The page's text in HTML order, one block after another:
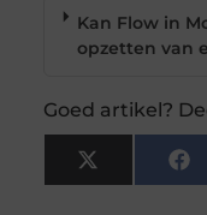
Kan Flow in
opzetten van
Goed artikel?
X
(Twitter)